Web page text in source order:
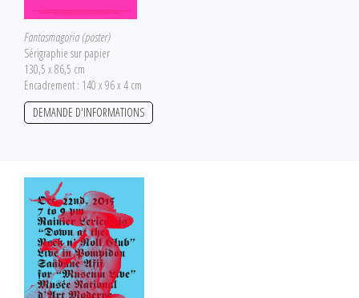
Fantasmagoria (poster)
Sérigraphie sur papier
130,5 x 86,5 cm
Encadrement : 140 x 96 x 4 cm
DEMANDE D'INFORMATIONS